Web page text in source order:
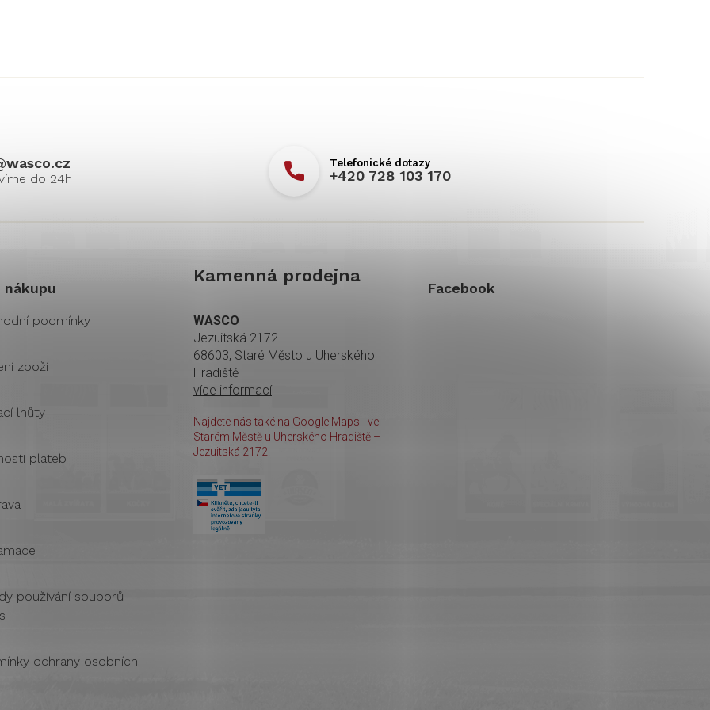
wasco.cz
+420 728 103 170
nákupu
podmínky
zboží
lhůty
plateb
používání souborů
ochrany osobních
Kamenná prodejna
WASCO
Jezuitská 2172
68603, Staré Město u Uherského
Hradiště
více informací
Najdete nás také na Google Maps - ve
Starém Městě u Uherského Hradiště –
Jezuitská 2172.
Facebook